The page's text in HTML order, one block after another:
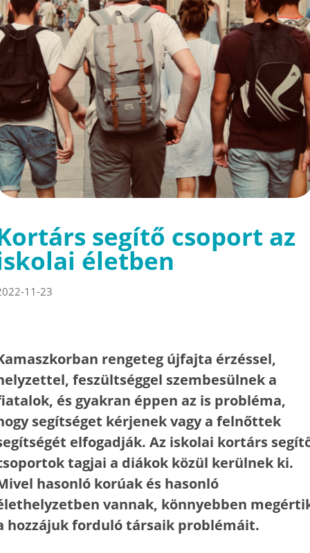
segítő csoport az
életben
11-23
rengeteg újfajta érzéssel,
feszültséggel szembesülnek a
és gyakran éppen az is probléma,
segítséget kérjenek vagy a felnőttek
elfogadják. Az iskolai kortárs
tagjai a diákok közül kerülnek ki.
hasonló korúak és hasonló
vannak, könnyebben
hozzájuk forduló társaik problémáit.